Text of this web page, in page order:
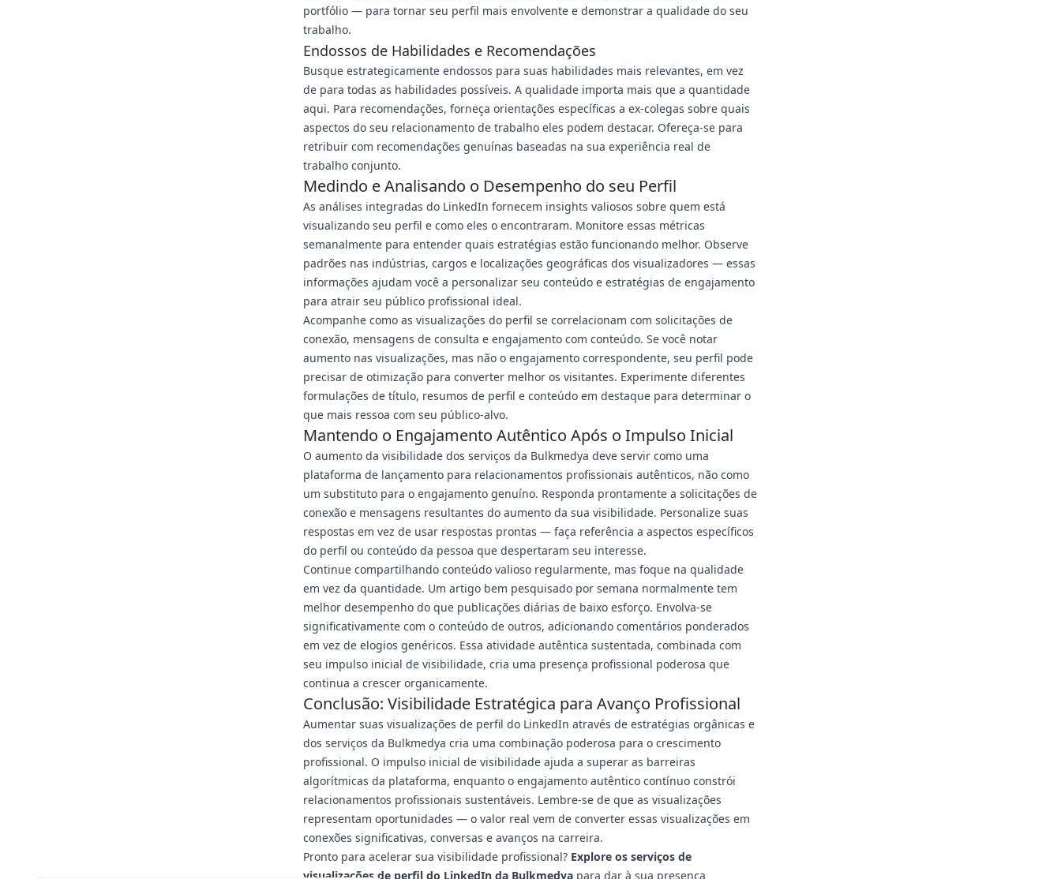
portfólio — para tornar seu perfil mais envolvente e demonstrar a qualidade do seu
trabalho.
Endossos de Habilidades e Recomendações
Busque estrategicamente endossos para suas habilidades mais relevantes, em vez
de para todas as habilidades possíveis. A qualidade importa mais que a quantidade
aqui. Para recomendações, forneça orientações específicas a ex-colegas sobre quais
aspectos do seu relacionamento de trabalho eles podem destacar. Ofereça-se para
retribuir com recomendações genuínas baseadas na sua experiência real de
trabalho conjunto.
Medindo e Analisando o Desempenho do seu Perfil
As análises integradas do LinkedIn fornecem insights valiosos sobre quem está
visualizando seu perfil e como eles o encontraram. Monitore essas métricas
semanalmente para entender quais estratégias estão funcionando melhor. Observe
padrões nas indústrias, cargos e localizações geográficas dos visualizadores — essas
informações ajudam você a personalizar seu conteúdo e estratégias de engajamento
para atrair seu público profissional ideal.
Acompanhe como as visualizações do perfil se correlacionam com solicitações de
conexão, mensagens de consulta e engajamento com conteúdo. Se você notar
aumento nas visualizações, mas não o engajamento correspondente, seu perfil pode
precisar de otimização para converter melhor os visitantes. Experimente diferentes
formulações de título, resumos de perfil e conteúdo em destaque para determinar o
que mais ressoa com seu público-alvo.
Mantendo o Engajamento Autêntico Após o Impulso Inicial
O aumento da visibilidade dos serviços da Bulkmedya deve servir como uma
plataforma de lançamento para relacionamentos profissionais autênticos, não como
um substituto para o engajamento genuíno. Responda prontamente a solicitações de
conexão e mensagens resultantes do aumento da sua visibilidade. Personalize suas
respostas em vez de usar respostas prontas — faça referência a aspectos específicos
do perfil ou conteúdo da pessoa que despertaram seu interesse.
Continue compartilhando conteúdo valioso regularmente, mas foque na qualidade
em vez da quantidade. Um artigo bem pesquisado por semana normalmente tem
melhor desempenho do que publicações diárias de baixo esforço. Envolva-se
significativamente com o conteúdo de outros, adicionando comentários ponderados
em vez de elogios genéricos. Essa atividade autêntica sustentada, combinada com
seu impulso inicial de visibilidade, cria uma presença profissional poderosa que
continua a crescer organicamente.
Conclusão: Visibilidade Estratégica para Avanço Profissional
Aumentar suas visualizações de perfil do LinkedIn através de estratégias orgânicas e
dos serviços da Bulkmedya cria uma combinação poderosa para o crescimento
profissional. O impulso inicial de visibilidade ajuda a superar as barreiras
algorítmicas da plataforma, enquanto o engajamento autêntico contínuo constrói
relacionamentos profissionais sustentáveis. Lembre-se de que as visualizações
representam oportunidades — o valor real vem de converter essas visualizações em
conexões significativas, conversas e avanços na carreira.
Pronto para acelerar sua visibilidade profissional? Explore os serviços de
visualizações de perfil do LinkedIn da Bulkmedya para dar à sua presença